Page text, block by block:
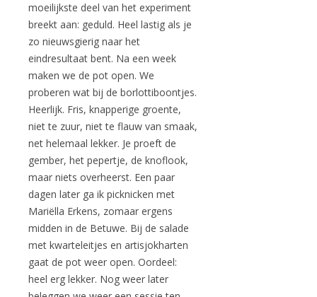
moeilijkste deel van het experiment
breekt aan: geduld. Heel lastig als je
zo nieuwsgierig naar het
eindresultaat bent. Na een week
maken we de pot open. We
proberen wat bij de borlottiboontjes.
Heerlijk. Fris, knapperige groente,
niet te zuur, niet te flauw van smaak,
net helemaal lekker. Je proeft de
gember, het pepertje, de knoflook,
maar niets overheerst. Een paar
dagen later ga ik picknicken met
Mariëlla Erkens, zomaar ergens
midden in de Betuwe. Bij de salade
met kwarteleitjes en artisjokharten
gaat de pot weer open. Oordeel:
heel erg lekker. Nog weer later